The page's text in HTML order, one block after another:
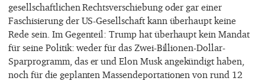
gesellschaftlichen Rechtsverschiebung oder gar einer
Faschisierung der US-Gesellschaft kann überhaupt keine
Rede sein. Im Gegenteil: Trump hat überhaupt kein Mandat
für seine Politik: weder für das Zwei-Billionen-Dollar-
Sparprogramm, das er und Elon Musk angekündigt haben,
noch für die geplanten Massendeportationen von rund 12